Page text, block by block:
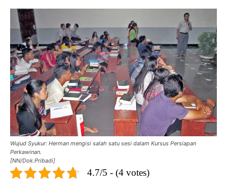
Wujud Syukur: Herman mengisi salah satu sesi dalam Kursus Persiapan
Perkawinan.
[NN/Dok.Pribadi]
4.7/5 - (4 votes)